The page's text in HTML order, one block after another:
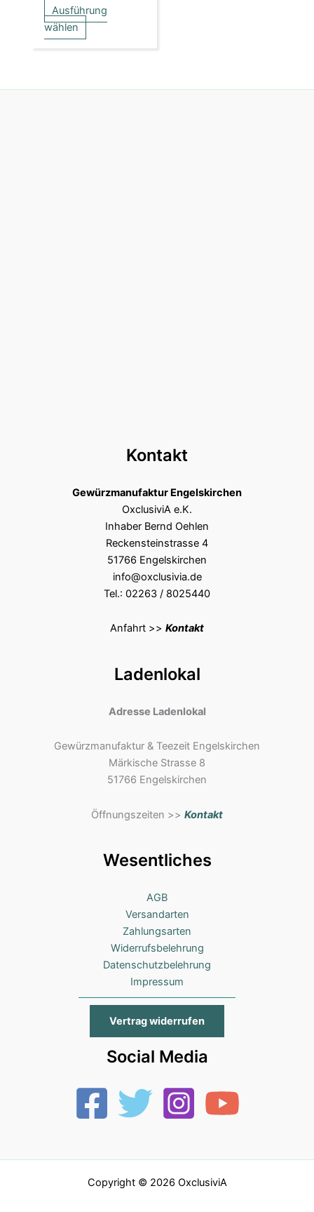
Ausführung
wählen
Kontakt
Gewürzmanufaktur Engelskirchen
OxclusiviA e.K.
Inhaber Bernd Oehlen
Reckensteinstrasse 4
51766 Engelskirchen
info@oxclusivia.de
Tel.: 02263 / 8025440
Anfahrt >> Kontakt
Ladenlokal
Adresse Ladenlokal
Gewürzmanufaktur & Teezeit Engelskirchen
Märkische Strasse 8
51766 Engelskirchen
Öffnungszeiten >> Kontakt
Wesentliches
AGB
Versandarten
Zahlungsarten
Widerrufsbelehrung
Datenschutzbelehrung
Impressum
Vertrag widerrufen
Social Media
Copyright © 2026 OxclusiviA